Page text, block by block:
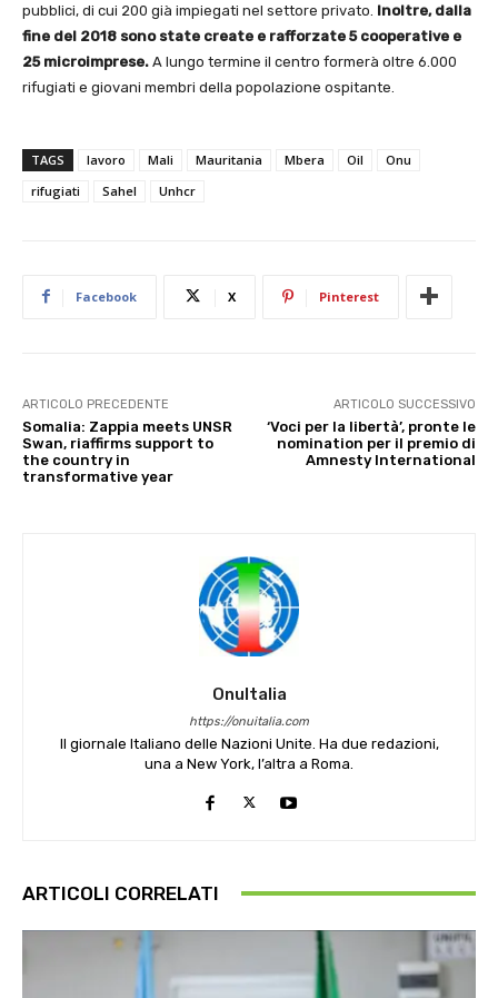
pubblici, di cui 200 già impiegati nel settore privato. Inoltre, dalla
fine del 2018 sono state create e rafforzate 5 cooperative e
25 microimprese. A lungo termine il centro formerà oltre 6.000
rifugiati e giovani membri della popolazione ospitante.
TAGS lavoro Mali Mauritania Mbera Oil
Onu
rifugiati
Sahel Unhcr
Facebook X Pinterest
ARTICOLO PRECEDENTE
Somalia: Zappia meets UNSR
Swan, riaffirms support to
the country in
transformative year
ARTICOLO SUCCESSIVO
‘Voci per la libertà’, pronte le
nomination per il premio di
Amnesty International
OnuItalia
https://onuitalia.com
Il giornale Italiano delle Nazioni Unite. Ha due redazioni,
una a New York, l’altra a Roma.
ARTICOLI CORRELATI